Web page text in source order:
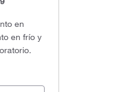
en
en frío y